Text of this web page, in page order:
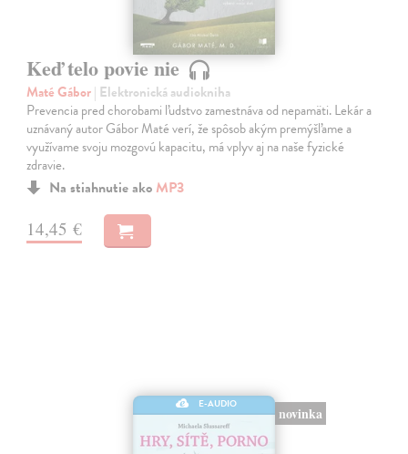
Keď telo povie nie
Maté Gábor| Elektronická audiokniha
Prevencia pred chorobami ľudstvo zamestnáva od nepamäti. Lekár a
uznávaný autor Gábor Maté verí, že spôsob akým premýšľame a
využívame svoju mozgovú kapacitu, má vplyv aj na naše fyzické
zdravie.
Na stiahnutie ako MP3
14,45 €
E-AUDIO
novinka